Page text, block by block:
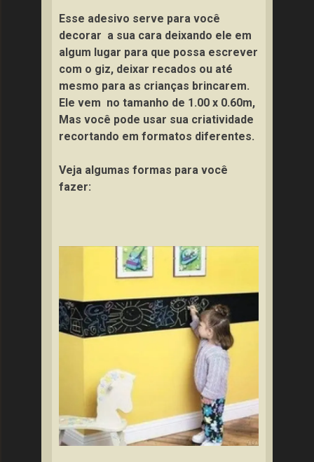
Esse adesivo serve para você
decorar a sua cara deixando ele em
algum lugar para que possa escrever
com o giz, deixar recados ou até
mesmo para as crianças brincarem.
Ele vem no tamanho de 1.00 x 0.60m,
Mas você pode usar sua criatividade
recortando em formatos diferentes.
Veja algumas formas para você
fazer: